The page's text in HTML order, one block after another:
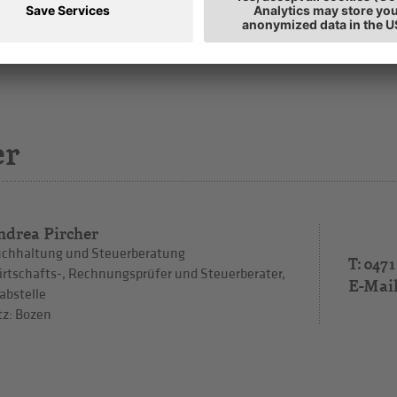
Pircher
und Steuerberatung
, Rechnungsprüfer und Steuerberater,
Bozen
T:
E-